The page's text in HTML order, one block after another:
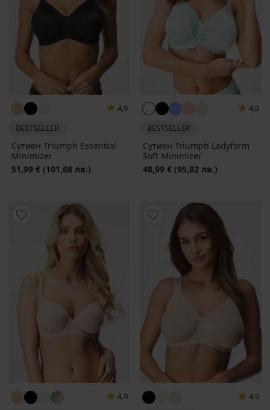
4,9
BESTSELLER
Сутиен Triumph Essential
Minimizer
51,99 € (101,68 лв.)
4,9
BESTSELLER
Сутиен Triumph Ladyform
Soft Minimizer
48,99 € (95,82 лв.)
4,9
4,9